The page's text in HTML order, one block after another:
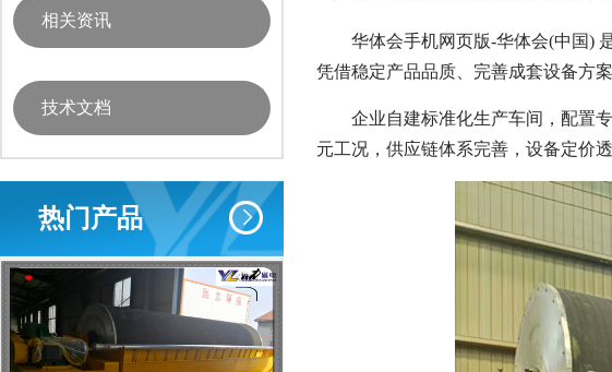
相关资讯
技术文档
热门产品
华体会手机网页版-华体会(中国)
凭借稳定产品品质、完善成套设备方
企业自建标准化生产车间，配置
元工况，供应链体系完善，设备定价